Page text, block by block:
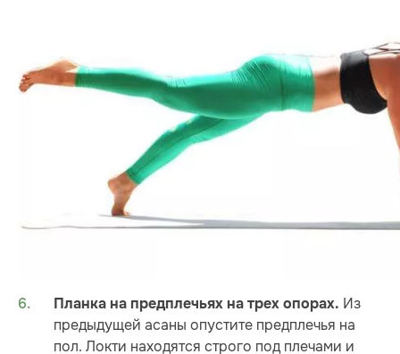
Планка на предплечьях на трех опорах. Из
предыдущей асаны опустите предплечья на
пол. Локти находятся строго под плечами и